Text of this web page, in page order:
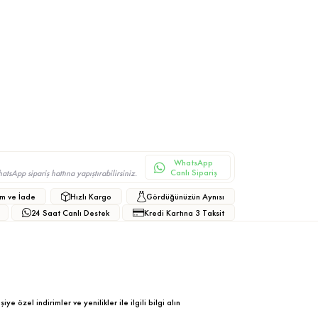
sipariş hattına yapıştırabilirsiniz.
WhatsApp
Canlı Sipariş
ve İade Hızlı Kargo
Gördüğünüzün Aynısı
24 Saat Canlı Destek
Kredi Kartına 3 Taksit
özel indirimler ve yenilikler ile ilgili bilgi alın